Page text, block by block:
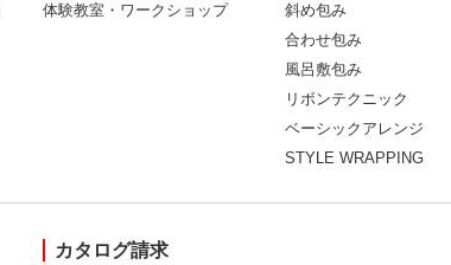
体験教室・ワークショップ
斜め包み
合わせ包み
風呂敷包み
リボンテクニック
ベーシックアレンジ
STYLE WRAPPING
カタログ請求